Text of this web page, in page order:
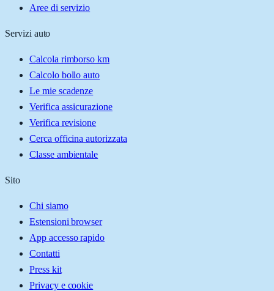
Aree di servizio
Servizi auto
Calcola rimborso km
Calcolo bollo auto
Le mie scadenze
Verifica assicurazione
Verifica revisione
Cerca officina autorizzata
Classe ambientale
Sito
Chi siamo
Estensioni browser
App accesso rapido
Contatti
Press kit
Privacy e cookie